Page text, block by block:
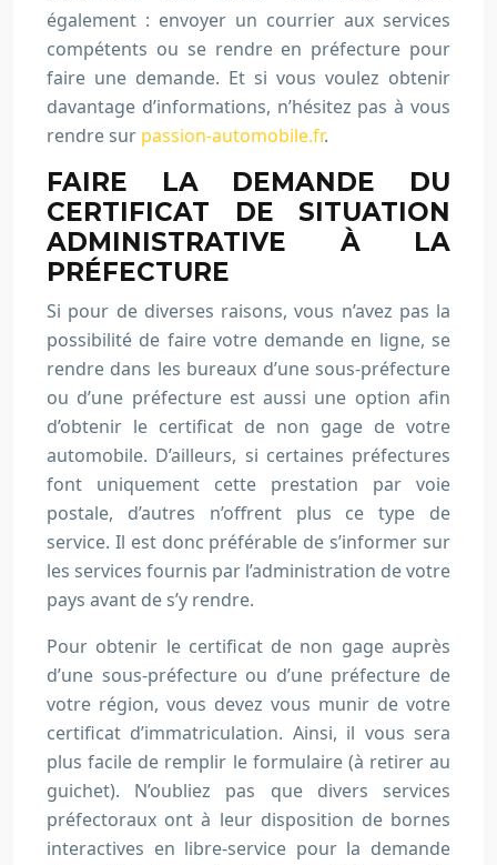
également : envoyer un courrier aux services
compétents ou se rendre en préfecture pour
faire une demande. Et si vous voulez obtenir
davantage d’informations, n’hésitez pas à vous
rendre sur passion-automobile.fr.
FAIRE LA DEMANDE DU
CERTIFICAT DE SITUATION
ADMINISTRATIVE À LA
PRÉFECTURE
Si pour de diverses raisons, vous n’avez pas la
possibilité de faire votre demande en ligne, se
rendre dans les bureaux d’une sous-préfecture
ou d’une préfecture est aussi une option afin
d’obtenir le certificat de non gage de votre
automobile. D’ailleurs, si certaines préfectures
font uniquement cette prestation par voie
postale, d’autres n’offrent plus ce type de
service. Il est donc préférable de s’informer sur
les services fournis par l’administration de votre
pays avant de s’y rendre.
Pour obtenir le certificat de non gage auprès
d’une sous-préfecture ou d’une préfecture de
votre région, vous devez vous munir de votre
certificat d’immatriculation. Ainsi, il vous sera
plus facile de remplir le formulaire (à retirer au
guichet). N’oubliez pas que divers services
préfectoraux ont à leur disposition de bornes
interactives en libre-service pour la demande